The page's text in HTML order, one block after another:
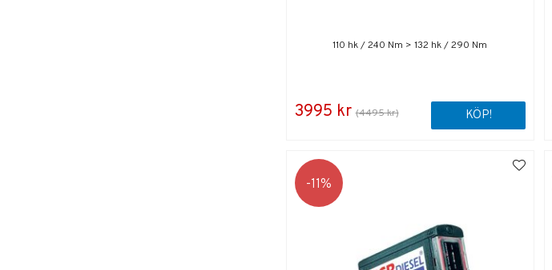
110 hk / 240 Nm > 132 hk / 290 Nm
3995 kr (4495 kr) KÖP!
11